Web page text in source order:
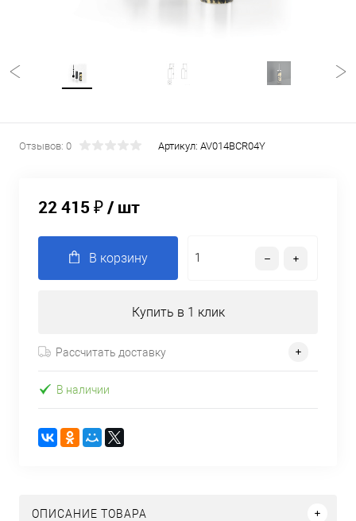
Отзывов: 0 Артикул: AV014BCR04Y
22 415 ₽/ шт
В корзину
Купить в 1 клик
Рассчитать доставку
В наличии
ОПИСАНИЕ ТОВАРА